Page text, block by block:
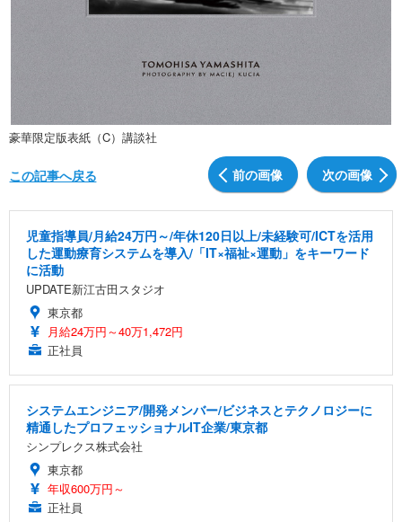
豪華限定版表紙（C）講談社
前の画像 次の画像
この記事へ戻る
児童指導員/月給24万円～/年休120日以上/未経験可/ICTを活用
した運動療育システムを導入/「IT×福祉×運動」をキーワード
に活動
UPDATE新江古田スタジオ
東京都
月給24万円～40万1,472円
正社員
システムエンジニア/開発メンバー/ビジネスとテクノロジーに
精通したプロフェッショナルIT企業/東京都
シンプレクス株式会社
東京都
年収600万円～
正社員